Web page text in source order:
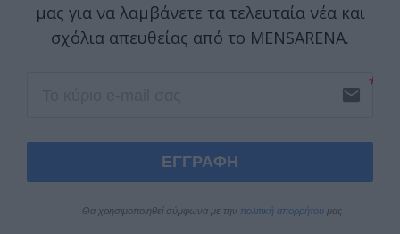
μας για να λαμβάνετε τα τελευταία νέα και
σχόλια απευθείας από το MENSARENA.
email
ΕΓΓΡΑΦΗ
Θα χρησιμοποιηθεί σύμφωνα με την πολιτική απορρήτου μας